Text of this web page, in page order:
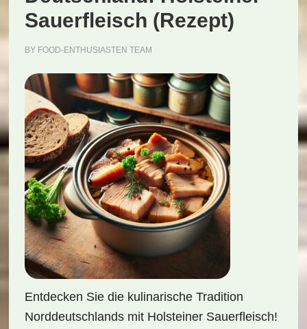
Sauerfleisch (Rezept)
BY FOOD-ENTHUSIASTEN TEAM
Entdecken Sie die kulinarische Tradition
Norddeutschlands mit Holsteiner Sauerfleisch!